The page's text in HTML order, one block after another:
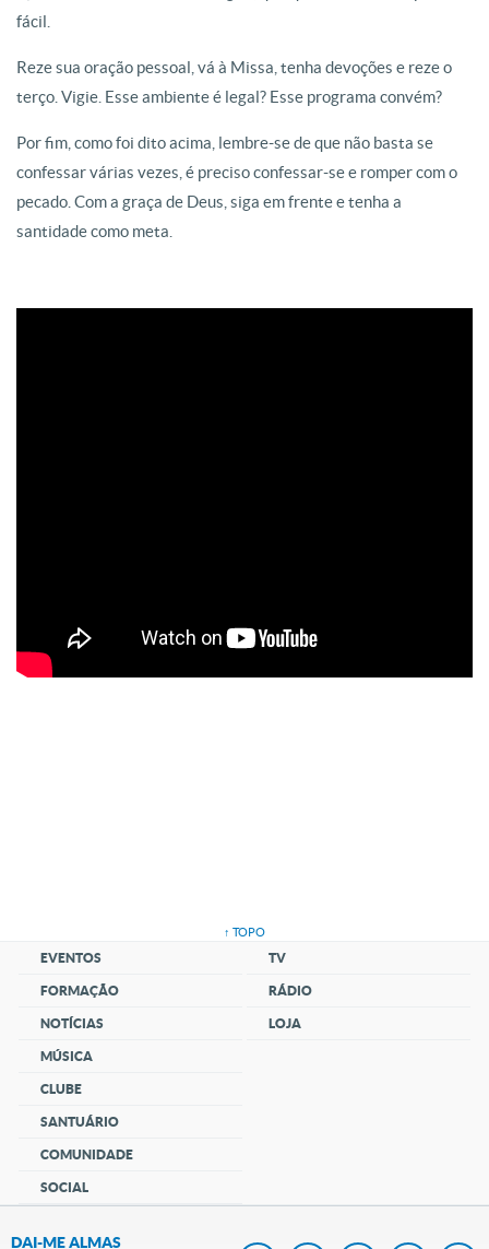
fácil.
Reze sua oração pessoal, vá à Missa, tenha devoções e reze o
terço. Vigie. Esse ambiente é legal? Esse programa convém?
Por fim, como foi dito acima, lembre-se de que não basta se
confessar várias vezes, é preciso confessar-se e romper com o
pecado. Com a graça de Deus, siga em frente e tenha a
santidade como meta.
↑ TOPO
EVENTOS
FORMAÇÃO
NOTÍCIAS
MÚSICA
CLUBE
SANTUÁRIO
COMUNIDADE
SOCIAL
TV
RÁDIO
LOJA
DAI-ME ALMAS